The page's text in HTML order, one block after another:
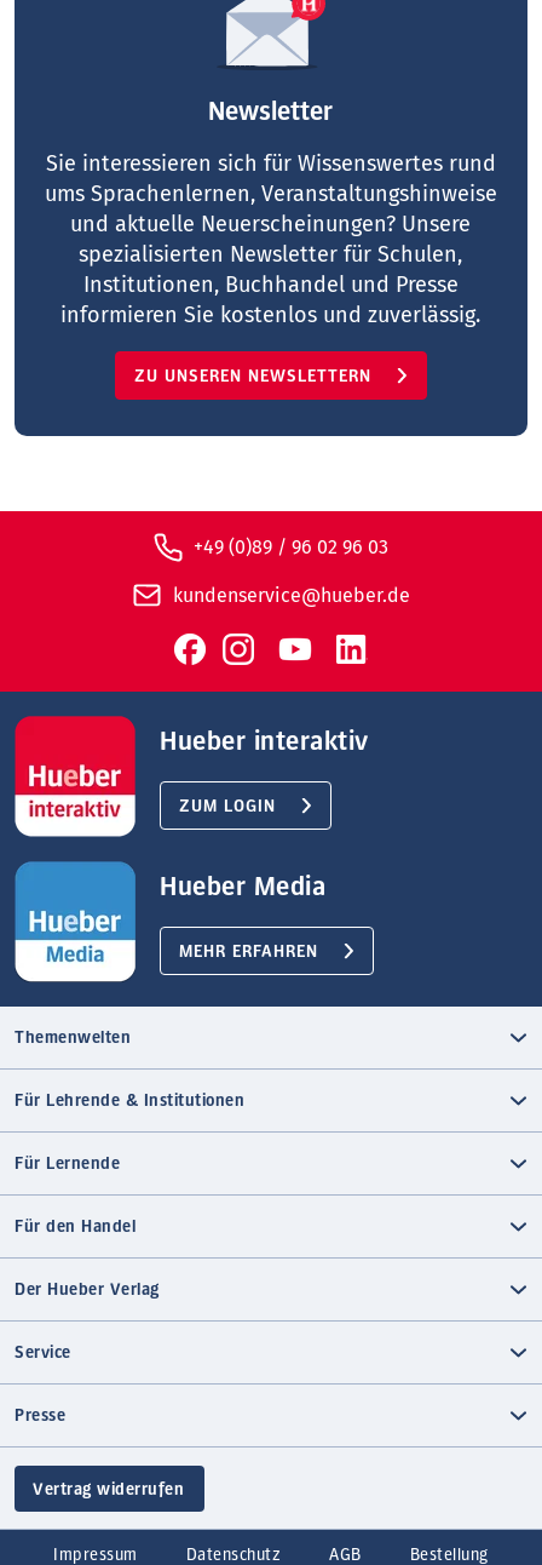
Newsletter
Sie interessieren sich für Wissenswertes rund
ums Sprachenlernen, Veranstaltungshinweise
und aktuelle Neuerscheinungen? Unsere
spezialisierten Newsletter für Schulen,
Institutionen, Buchhandel und Presse
informieren Sie kostenlos und zuverlässig.
ZU UNSEREN NEWSLETTERN
+49 (0)89 / 96 02 96 03
kundenservice@hueber.de
Hueber interaktiv
ZUM LOGIN
Hueber Media
MEHR ERFAHREN
Themenwelten
Für Lehrende & Institutionen
Für Lernende
Für den Handel
Der Hueber Verlag
Service
Presse
Vertrag widerrufen
Impressum Datenschutz AGB Bestellung